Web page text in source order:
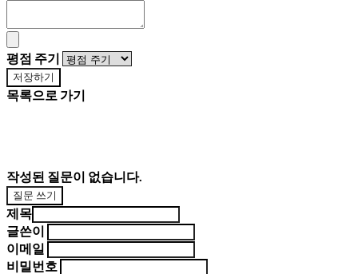
평점 주기
저장하기
목록으로 가기
작성된 질문이 없습니다.
질문 쓰기
제목
글쓴이
이메일
비밀번호